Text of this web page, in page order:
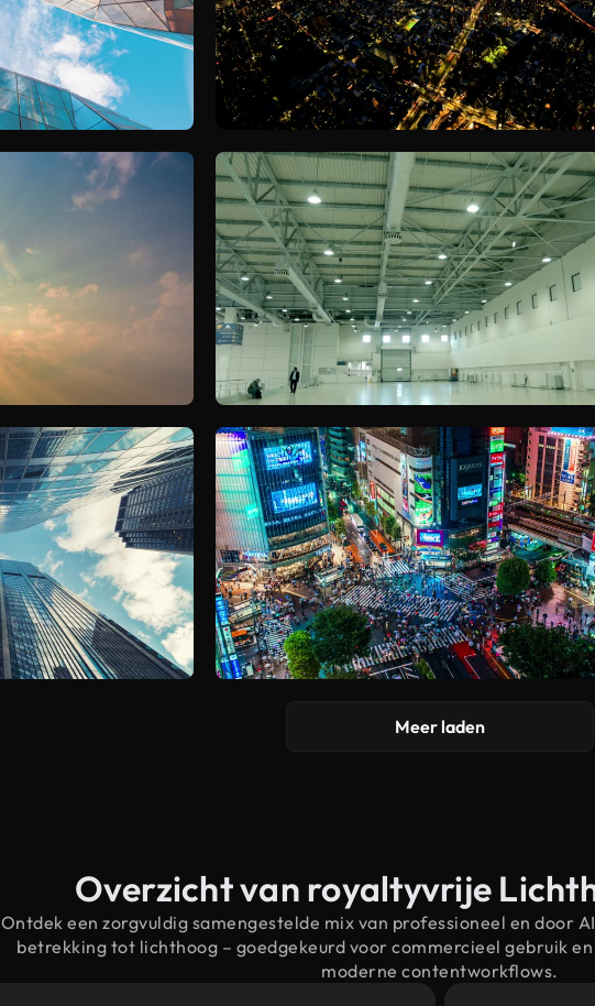
Meer laden
Overzicht van royaltyvrije
Ontdek een zorgvuldig samengestelde mix van professioneel en door
betrekking tot lichthoog – goedgekeurd voor commercieel gebruik
moderne contentworkflows.